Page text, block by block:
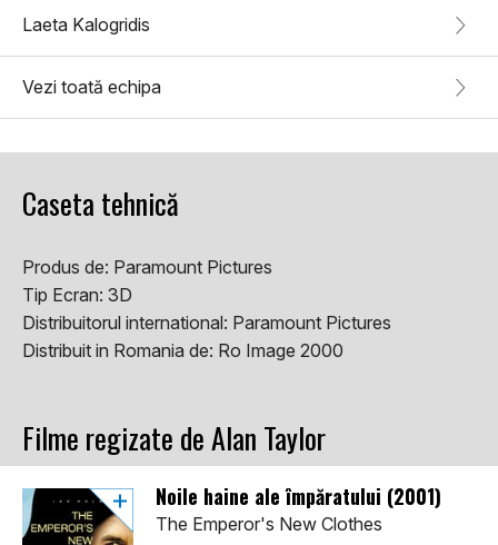
Laeta Kalogridis
Vezi toată echipa
Caseta tehnică
Produs de: Paramount Pictures
Tip Ecran: 3D
Distribuitorul international: Paramount Pictures
Distribuit in Romania de: Ro Image 2000
Filme regizate de Alan Taylor
Noile haine ale împăratului (2001)
The Emperor's New Clothes